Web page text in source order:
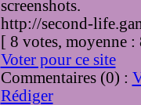
screenshots.
http://second-
[ 8 votes,
Voter pour ce site
Commentaires (0) :
Rédiger